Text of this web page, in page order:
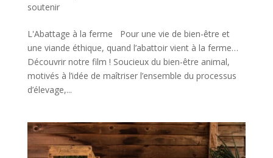
soutenir
L'Abattage à la ferme Pour une vie de bien-être et
une viande éthique, quand l’abattoir vient à la ferme…
Découvrir notre film ! Soucieux du bien-être animal,
motivés à l’idée de maîtriser l’ensemble du processus
d’élevage,...